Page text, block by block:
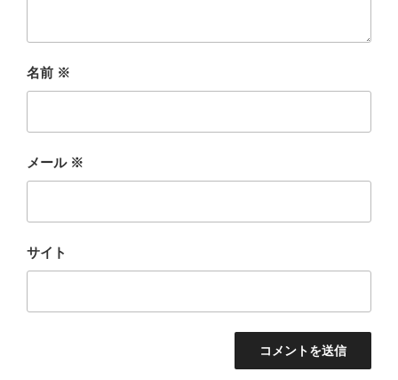
名前 ※
メール ※
サイト